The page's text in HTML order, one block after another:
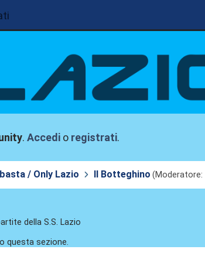
.Accedi o registrati.
/ Only Lazio Il Botteghino (Moderatore:
della S.S. Lazio
questa sezione.